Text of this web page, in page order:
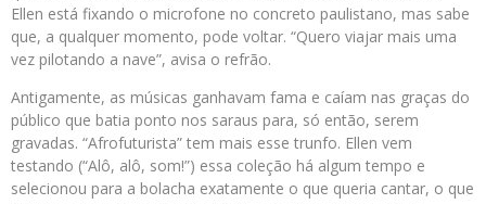
Ellen está fixando o microfone no concreto paulistano, mas sabe
que, a qualquer momento, pode voltar. “Quero viajar mais uma
vez pilotando a nave”, avisa o refrão.
Antigamente, as músicas ganhavam fama e caíam nas graças do
público que batia ponto nos saraus para, só então, serem
gravadas. “Afrofuturista” tem mais esse trunfo. Ellen vem
testando (“Alô, alô, som!”) essa coleção há algum tempo e
selecionou para a bolacha exatamente o que queria cantar, o que